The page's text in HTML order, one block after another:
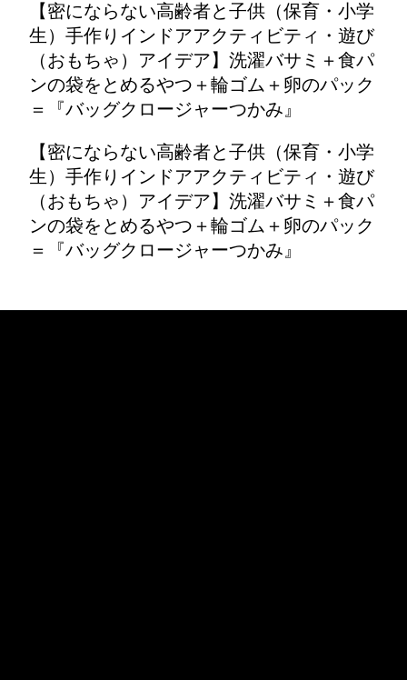
【密にならない高齢者と子供（保育・小学
生）手作りインドアアクティビティ・遊び
（おもちゃ）アイデア】洗濯バサミ＋食パ
ンの袋をとめるやつ＋輪ゴム＋卵のパック
＝『バッグクロージャーつかみ』
【密にならない高齢者と子供（保育・小学
生）手作りインドアアクティビティ・遊び
（おもちゃ）アイデア】洗濯バサミ＋食パ
ンの袋をとめるやつ＋輪ゴム＋卵のパック
＝『バッグクロージャーつかみ』